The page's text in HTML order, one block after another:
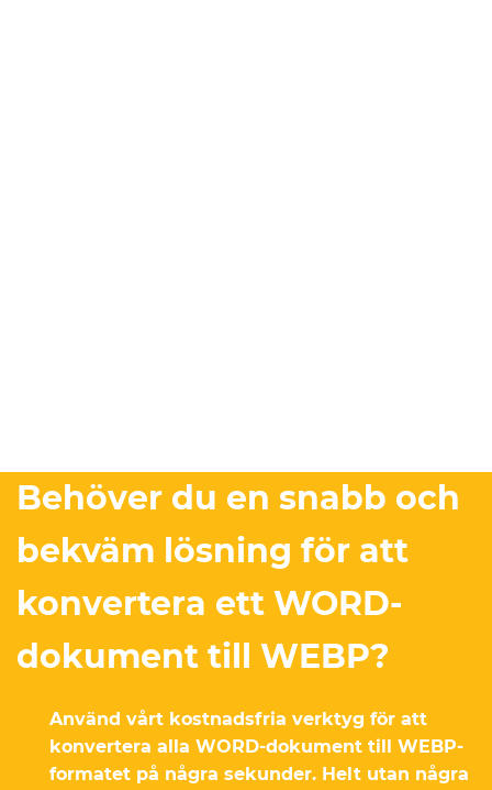
Behöver du en snabb och
bekväm lösning för att
konvertera ett WORD-
dokument till WEBP?
Använd vårt kostnadsfria verktyg för att
konvertera alla WORD-dokument till WEBP-
formatet på några sekunder. Helt utan några